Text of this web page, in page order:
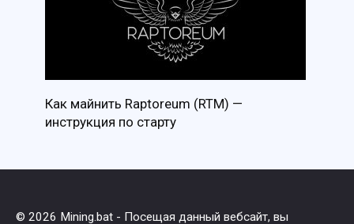
Как майнить Raptoreum (RTM) —
инструкция по старту
© 2026 Mining.bat - Посещая данный вебсайт, вы